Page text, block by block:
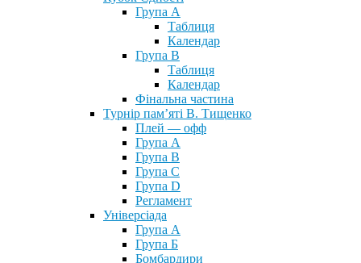
Група А
Таблиця
Календар
Група В
Таблиця
Календар
Фінальна частина
Турнір пам’яті В. Тищенко
Плей — офф
Група А
Група B
Група С
Група D
Регламент
Універсіада
Група А
Група Б
Бомбардири